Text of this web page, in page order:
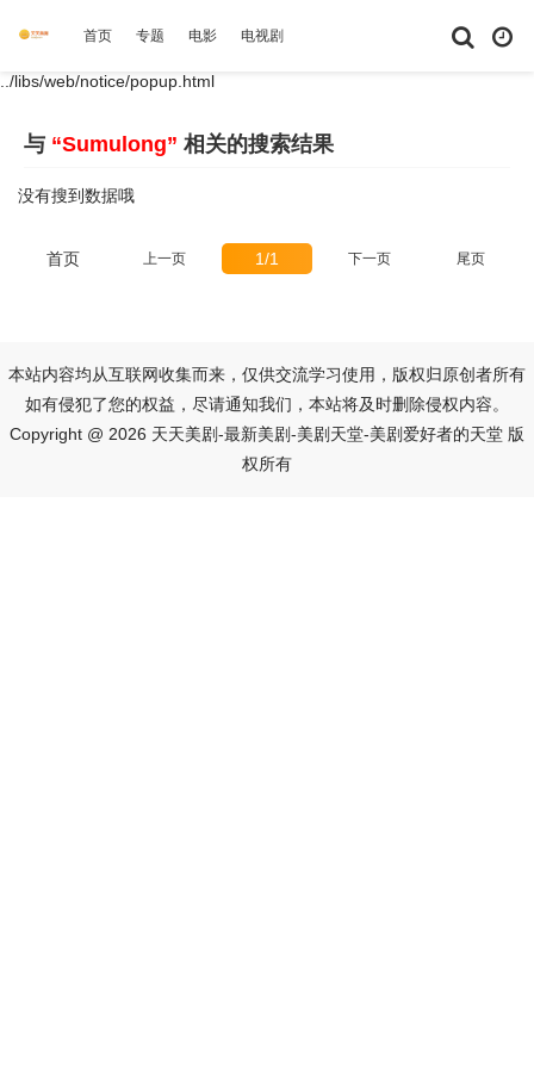
首页 专题 电影 电视剧 短剧大全 体育
../libs/web/notice/popup.html
与 “Sumulong” 相关的搜索结果
没有搜到数据哦
首页 上一页 1/1 下一页 尾页
本站内容均从互联网收集而来，仅供交流学习使用，版权归原创者所有
如有侵犯了您的权益，尽请通知我们，本站将及时删除侵权内容。
Copyright @ 2026 天天美剧-最新美剧-美剧天堂-美剧爱好者的天堂 版
权所有